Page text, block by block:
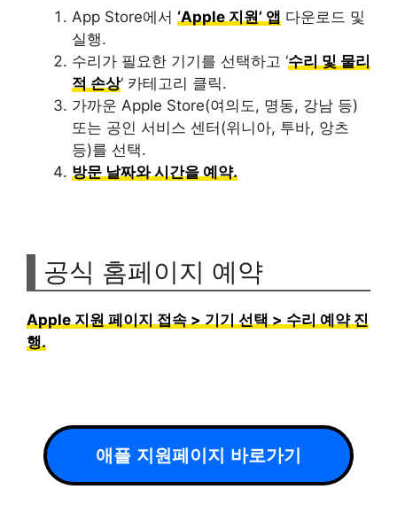
App Store에서 ‘Apple 지원’ 앱 다운로드 및
실행.
수리가 필요한 기기를 선택하고 ‘수리 및 물리
적 손상‘ 카테고리 클릭.
가까운 Apple Store(여의도, 명동, 강남 등)
또는 공인 서비스 센터(위니아, 투바, 앙츠
등)를 선택.
방문 날짜와 시간을 예약.
공식 홈페이지 예약
Apple 지원 페이지 접속 > 기기 선택 > 수리 예약 진
행.
애플 지원페이지 바로가기